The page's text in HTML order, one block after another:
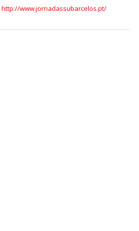
http://www.jornadassubarcelos.pt/